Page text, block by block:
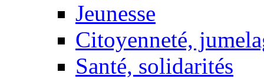
Jeunesse
Citoyenneté,
Santé, solidarités